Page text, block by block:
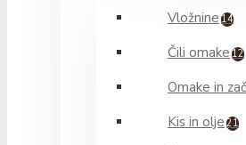
Vložnine 14
Čili omake 12
Omake in
Kis in olje 21